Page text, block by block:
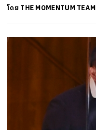
โดย THE MOMENTUM TEAM